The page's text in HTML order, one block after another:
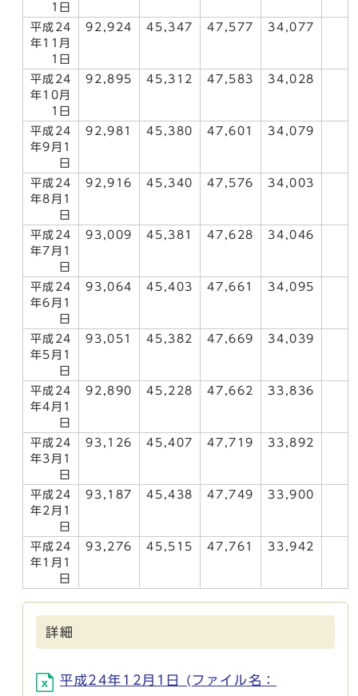
1日
平成24
年11月
1日
92,924 45,347 47,577 34,077
平成24
年10月
1日
92,895 45,312 47,583 34,028
平成24
年9月1
日
92,981 45,380 47,601 34,079
平成24
年8月1
日
92,916 45,340 47,576 34,003
平成24
年7月1
日
93,009 45,381 47,628 34,046
平成24
年6月1
日
93,064 45,403 47,661 34,095
平成24
年5月1
日
93,051 45,382 47,669 34,039
平成24
年4月1
日
92,890 45,228 47,662 33,836
平成24
年3月1
日
93,126 45,407 47,719 33,892
平成24
年2月1
日
93,187 45,438 47,749 33,900
平成24
年1月1
日
93,276 45,515 47,761 33,942
詳細
平成24年12月1日 (ファイル名：